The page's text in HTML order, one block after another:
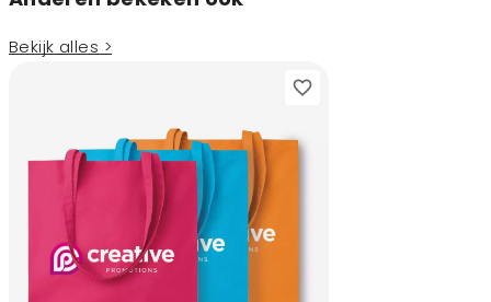
Bekijk alles >